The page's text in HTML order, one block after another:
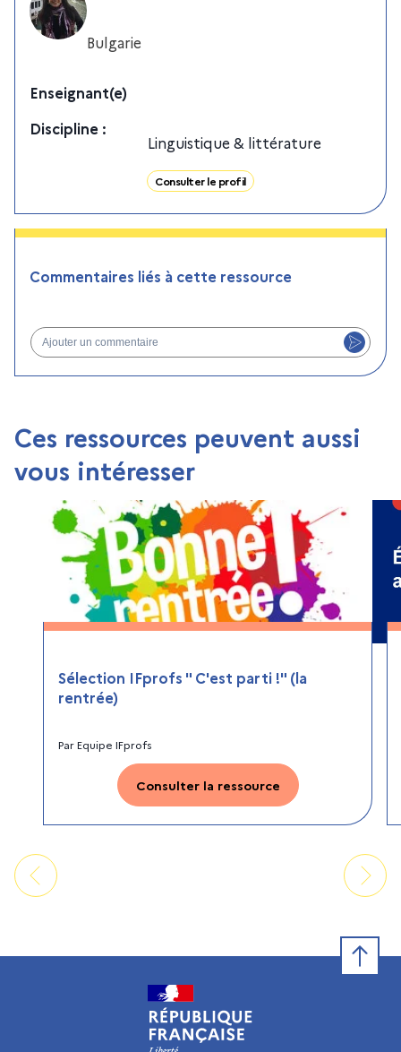
Bulgarie
Enseignant(e)
Discipline :
Linguistique & littérature
Consulter le profil
Commentaires liés à cette ressource
Ajouter un commentaire
Ces ressources peuvent aussi
vous intéresser
Sélection IFprofs " C'est parti !" (la
rentrée)
ParEquipe IFprofs
Consulter la ressource